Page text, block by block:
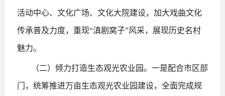
活动中心、文化广场、文化大院建设，加大戏曲文化
传承普及力度，重现“滇剧窝子”风采，展现历史名村
魅力。
（二）倾力打造生态观光农业园。一是配合市区部
门，统筹推进万亩生态观光农业园建设，全面完成规